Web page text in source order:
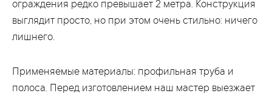
ограждения редко превышает 2 метра. Конструкция
выглядит просто, но при этом очень стильно: ничего
лишнего.
Применяемые материалы: профильная труба и
полоса. Перед изготовлением наш мастер выезжает